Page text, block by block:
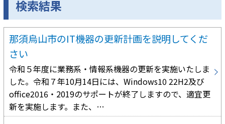
検索結果
那須烏山市のIT機器の更新計画を説明してくだ
さい
令和５年度に業務系・情報系機器の更新を実施いたしま
した。令和７年10月14日には、Windows10 22H2及び
office2016・2019のサポートが終了しますので、適宜更
新を実施します。また、…